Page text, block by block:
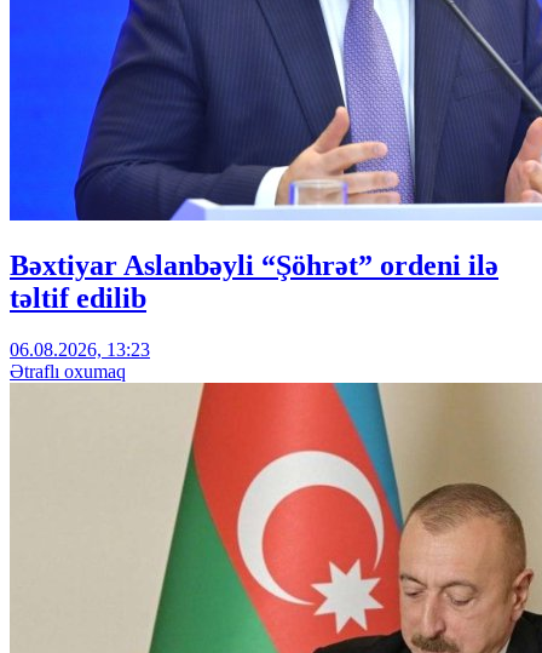
Bəxtiyar Aslanbəyli “Şöhrət” ordeni ilə
təltif edilib
06.08.2026, 13:23
Ətraflı oxumaq